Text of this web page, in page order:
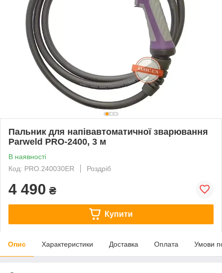
Пальник для напівавтоматичної зварювання
Parweld PRO-2400, 3 м
В наявності
Код: PRO.240030ER
Роздріб
4 490 ₴
Купити
Опис Характеристики Доставка Оплата Умови